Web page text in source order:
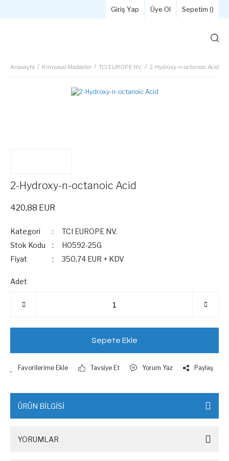
Giriş Yap Üye Ol Sepetim ()
Anasayfa Kimyasal Maddeler TCI EUROPE NV. 2-Hydroxy-n-octanoic Acid
2-Hydroxy-n-octanoic Acid
420,88 EUR
Kategori
TCI EUROPE NV.
Stok Kodu
H0592-25G
Fiyat
350,74 EUR + KDV
Adet
Sepete Ekle
Tavsiye Et Yorum Yaz Paylaş
ÜRÜN BİLGİSİ
YORUMLAR